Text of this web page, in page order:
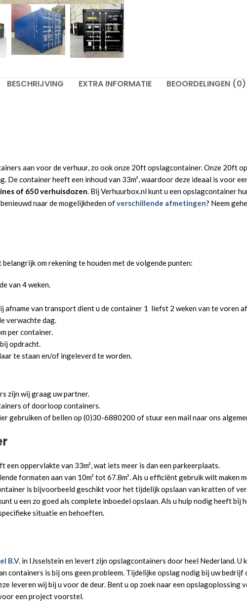
BESCHRIJVING EXTRA INFORMATIE BEOORDELINGEN (0)
aan voor de verhuur, zo ook onze 20ft opslagcontainer. Onze 20ft
container heeft een inhoud van 33m³, waardoor deze ideaal is voor
of 650 verhuisdozen. Bij Verhuurbox.nl kunt u een opslagcontainer
naar de mogelijkheden ofverschillende afmetingen? Neem
om rekening te houden met de volgende punten:
van 4 weken.
afname van transport dient u de container 1 liefst 2 weken van te voren
verwachte dag.
per container.
opdracht.
te staan en/of ingeleverd te worden.
zijn wij graag uw partner.
of doorloop containers.
gebruiken of bellen op (0)30-6880200 of stuur een mail naar ons
oppervlakte van 33m², wat iets meer is dan een parkeerplaats.
formaten aan van 10m³ tot 67.8m³. Als u efficiënt gebruik wilt maken
is bijvoorbeeld geschikt voor het tijdelijk opslaan van kratten of
u een zo goed als complete inboedel opslaan. Als u hulp nodig heeft bij
situatie en behoeften.
B.V. in IJsselstein en levert zijn opslagcontainers door heel Nederland.
containers is bij ons geen probleem. Tijdelijke opslag nodig bij uw bedrijf
leveren wij bij u voor de deur. Bent u op zoek naar een
een project voorstel.